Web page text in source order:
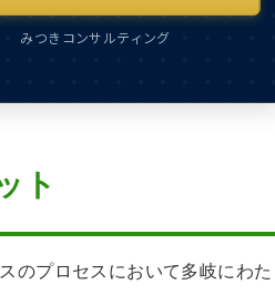
みつきコンサルティング
ト
のプロセスにおいて多岐にわた